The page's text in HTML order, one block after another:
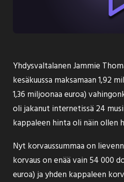
Yhdysvaltalanen Jammie
kesäkuussa maksamaan 1,92
1,36 miljoonaa euroa)
oli jakanut internetissä 24
kappaleen hinta oli näin ollen
Nyt korvaussummaa on
korvaus on enää vain 54 000
euroa) ja yhden kappaleen